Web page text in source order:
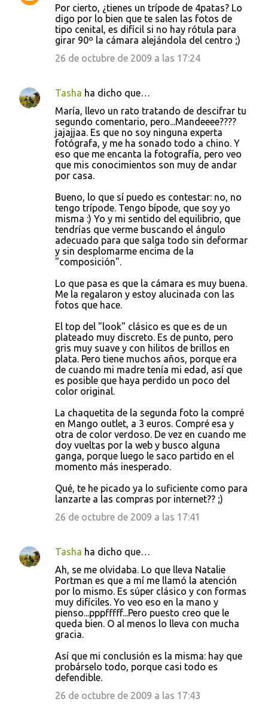
Por cierto, ¿tienes un trípode de 4patas? Lo
digo por lo bien que te salen las fotos de
tipo cenital, es difícil si no hay rótula para
girar 90º la cámara alejándola del centro ;)
26 de octubre de 2009 a las 17:24
Tasha ha dicho que…
María, llevo un rato tratando de descifrar tu
segundo comentario, pero...Mandeeee????
jajajjaa. Es que no soy ninguna experta
fotógrafa, y me ha sonado todo a chino. Y
eso que me encanta la fotografía, pero veo
que mis conocimientos son muy de andar
por casa.
Bueno, lo que sí puedo es contestar: no, no
tengo trípode. Tengo bípode, que soy yo
misma :) Yo y mi sentido del equilibrio, que
tendrías que verme buscando el ángulo
adecuado para que salga todo sin deformar
y sin desplomarme encima de la
"composición".
Lo que pasa es que la cámara es muy buena.
Me la regalaron y estoy alucinada con las
fotos que hace.
El top del "look" clásico es que es de un
plateado muy discreto. Es de punto, pero
gris muy suave y con hilitos de brillos en
plata. Pero tiene muchos años, porque era
de cuando mi madre tenía mi edad, así que
es posible que haya perdido un poco del
color original.
La chaquetita de la segunda foto la compré
en Mango outlet, a 3 euros. Compré esa y
otra de color verdoso. De vez en cuando me
doy vueltas por la web y busco alguna
ganga, porque luego le saco partido en el
momento más inesperado.
Qué, te he picado ya lo suficiente como para
lanzarte a las compras por internet?? ;)
26 de octubre de 2009 a las 17:41
Tasha ha dicho que…
Ah, se me olvidaba. Lo que lleva Natalie
Portman es que a mí me llamó la atención
por lo mismo. Es súper clásico y con formas
muy difíciles. Yo veo eso en la mano y
pienso...pppfffff...Pero puesto creo que le
queda bien. O al menos lo lleva con mucha
gracia.
Así que mi conclusión es la misma: hay que
probárselo todo, porque casi todo es
defendible.
26 de octubre de 2009 a las 17:43